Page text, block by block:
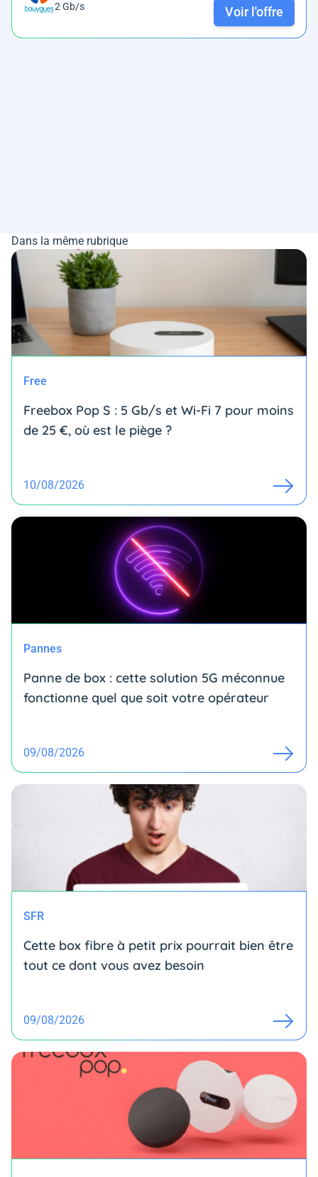
2 Gb/s Voir l'offre
Dans la même rubrique
Free
Freebox Pop S : 5 Gb/s et Wi-Fi 7 pour moins
de 25 €, où est le piège ?
10/08/2026
Pannes
Panne de box : cette solution 5G méconnue
fonctionne quel que soit votre opérateur
09/08/2026
SFR
Cette box fibre à petit prix pourrait bien être
tout ce dont vous avez besoin
09/08/2026